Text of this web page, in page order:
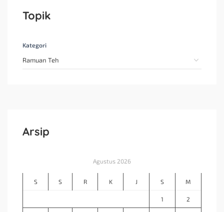
Topik
Kategori
Arsip
Agustus 2026
S S R K J S M
1 2